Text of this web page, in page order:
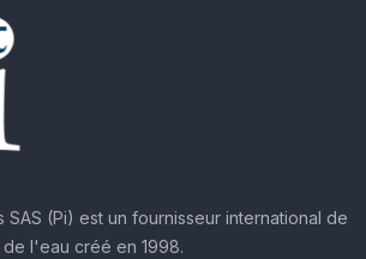
SAS (Pi) est un fournisseur international de
l'eau créé en 1998.